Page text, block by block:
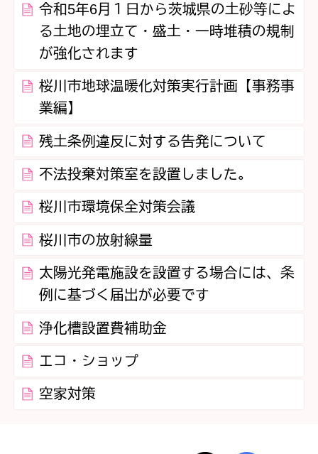
令和5年6月１日から茨城県の土砂等によ
る土地の埋立て・盛土・一時堆積の規制
が強化されます
桜川市地球温暖化対策実行計画【事務事
業編】
残土条例違反に対する告発について
不法投棄対策室を設置しました。
桜川市環境保全対策会議
桜川市の放射線量
太陽光発電施設を設置する場合には、条
例に基づく届出が必要です
浄化槽設置費補助金
エコ・ショップ
空家対策